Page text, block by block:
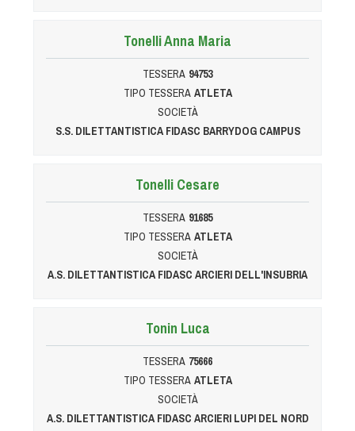
Tonelli Anna Maria
TESSERA 94753
TIPO TESSERA ATLETA
SOCIETÀ
S.S. DILETTANTISTICA FIDASC BARRYDOG CAMPUS
Tonelli Cesare
TESSERA 91685
TIPO TESSERA ATLETA
SOCIETÀ
A.S. DILETTANTISTICA FIDASC ARCIERI DELL'INSUBRIA
Tonin Luca
TESSERA 75666
TIPO TESSERA ATLETA
SOCIETÀ
A.S. DILETTANTISTICA FIDASC ARCIERI LUPI DEL NORD